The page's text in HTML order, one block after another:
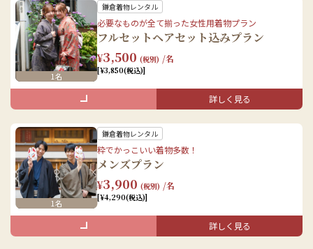
男性
着物レンタル(着物/羽織/羽織紐/帯/半襦袢)
小物レンタル(足袋/雪駄/巾着)
着付け
手荷物のお預かり
女性
着物レンタル（着物/長襦袢/半幅帯/肌着）
小物レンタル（足袋/和装バッグ/草履/髪飾り）
着付け
ヘアセット
手荷物のお預かり
男性
着物レンタル(着物/羽織/羽織紐/帯/半襦袢)
小物レンタル(足袋/雪駄/巾着)
着付け
手荷物のお預かり
1名
鎌倉着物レンタル
必要なものが全て揃った女性用着物プラン
フルセットヘアセット込みプラン
¥3,500 (税別) /名
[¥3,850(税込)]
セット内容
女性
着物レンタル（着物/長襦袢/半幅帯/肌着）
小物レンタル（足袋/和装バッグ/草履/髪飾り）
着付け
ヘアセット
手荷物のお預かり
詳しく見る
1名
鎌倉着物レンタル
粋でかっこいい着物多数！
メンズプラン
¥3,900 (税別) /名
[¥4,290(税込)]
セット内容
詳しく見る